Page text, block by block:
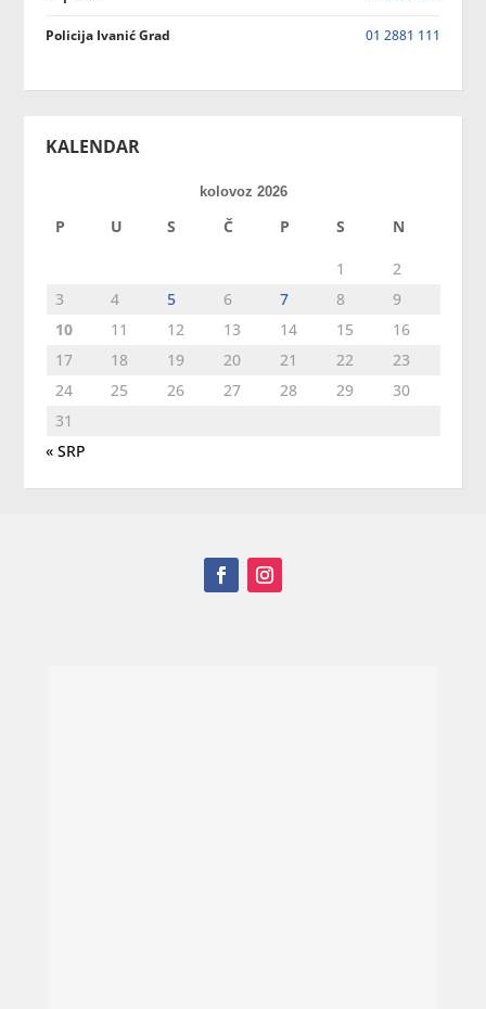
Policija Ivanić Grad 01 2881 111
KALENDAR
kolovoz 2026
P U S Č P S N
1
2
3
4 5 6 7 8
9
10
11 12 13 14 15
16
17
18 19 20 21 22
23
24
25 26 27 28 29
30
31
« SRP